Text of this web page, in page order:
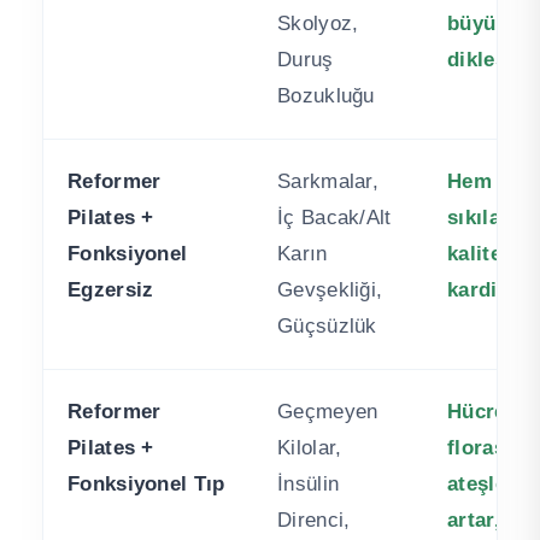
Skolyoz,
Duruş
Bozukluğu
büyük
dikleşir.
Reformer
Pilates +
Fonksiyonel
Egzersiz
Sarkmalar,
İç Bacak/Alt
Karın
Gevşekliği,
Güçsüzlük
Hem
Reformer
Pilates +
Fonksiyonel Tıp
Geçmeyen
Kilolar,
İnsülin
Direnci,
florası
artar,